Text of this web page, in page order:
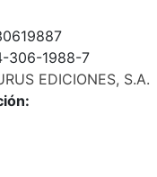
306-1988-7
EDICIONES, S.A.